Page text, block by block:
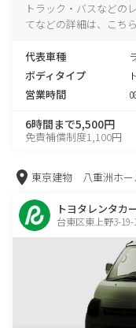
トラック・バスなどの
てなどの詳細は、こち
代表車種
ボディタイプ
営業時間
6時間まで5,500円
免責補償制度1,100円
東京建物 八重洲ホー
トヨタレンタカ
台東区東上野3-19-